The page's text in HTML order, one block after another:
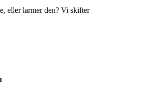
eller larmer den? Vi skifter